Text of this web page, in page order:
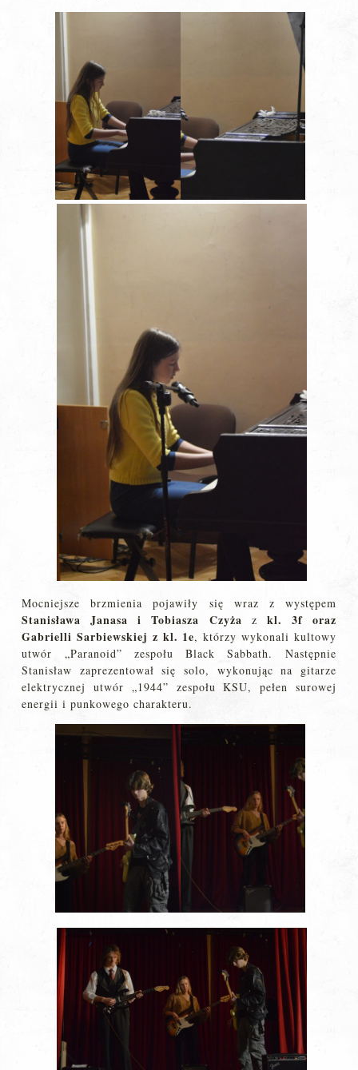
Mocniejsze brzmienia pojawiły się wraz z występem
Stanisława Janasa i Tobiasza Czyża z kl. 3f oraz
Gabrielli Sarbiewskiej z kl. 1e, którzy wykonali kultowy
utwór „Paranoid” zespołu Black Sabbath. Następnie
Stanisław zaprezentował się solo, wykonując na gitarze
elektrycznej utwór „1944” zespołu KSU, pełen surowej
energii i punkowego charakteru.